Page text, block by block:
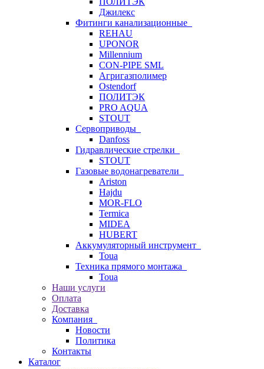
Джилекс
Фитинги канализационные
REHAU
UPONOR
Millennium
CON-PIPE SML
Агригазполимер
Ostendorf
ПОЛИТЭК
PRO AQUA
STOUT
Сервоприводы
Danfoss
Гидравлические стрелки
STOUT
Газовые водонагреватели
Ariston
Hajdu
MOR-FLO
Termica
MIDEA
HUBERT
Аккумуляторный инструмент
Toua
Техника прямого монтажа
Toua
Наши услуги
Оплата
Доставка
Компания
Новости
Политика
Контакты
Каталог